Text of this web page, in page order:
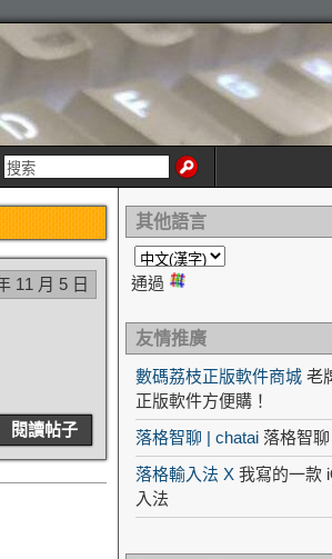
11 月 5 日
閱讀帖子
其他語言
通過
友情推廣
數碼荔枝正版軟件商城 老
正版軟件方便購！
落格智聊 | chatai 落格智
落格輸入法 X 我寫的一款
入法